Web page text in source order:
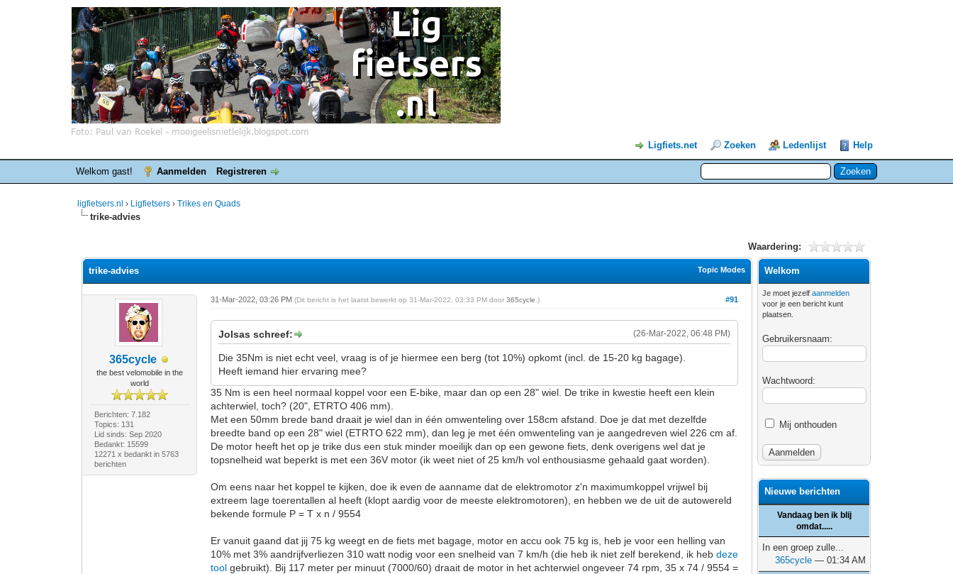
Ligfiets.net Zoeken Ledenlijst Help
Welkom gast! Aanmelden Registreren
ligfietsers.nl › Ligfietsers ›Trikes en Quads
trike-advies
Waardering:
Topic Modes
trike-advies
365cycle
the best velomobile in the
world
Berichten: 7.182
Topics: 131
Lid sinds: Sep 2020
Bedankt: 15599
12271 x bedankt in 5763
berichten
#91
31-Mar-2022, 03:26 PM(Dit bericht is het laatst bewerkt op 31-Mar-2022, 03:33 PM door365cycle .)
(26-Mar-2022, 06:48 PM)
Jolsas schreef:
Die 35Nm is niet echt veel, vraag is of je hiermee een berg (tot 10%) opkomt (incl. de 15-20 kg bagage).
Heeft iemand hier ervaring mee?
35 Nm is een heel normaal koppel voor een E-bike, maar dan op een 28" wiel. De trike in kwestie heeft een klein
achterwiel, toch? (20", ETRTO 406 mm).
Met een 50mm brede band draait je wiel dan in één omwenteling over 158cm afstand. Doe je dat met dezelfde
breedte band op een 28" wiel (ETRTO 622 mm), dan leg je met één omwenteling van je aangedreven wiel 226 cm af.
De motor heeft het op je trike dus een stuk minder moeilijk dan op een gewone fiets, denk overigens wel dat je
topsnelheid wat beperkt is met een 36V motor (ik weet niet of 25 km/h vol enthousiasme gehaald gaat worden).
Om eens naar het koppel te kijken, doe ik even de aanname dat de elektromotor z'n maximumkoppel vrijwel bij
extreem lage toerentallen al heeft (klopt aardig voor de meeste elektromotoren), en hebben we de uit de autowereld
bekende formule P = T x n / 9554
Er vanuit gaand dat jij 75 kg weegt en de fiets met bagage, motor en accu ook 75 kg is, heb je voor een helling van
10% met 3% aandrijfverliezen 310 watt nodig voor een snelheid van 7 km/h (die heb ik niet zelf berekend, ik hebdeze
tool gebruikt). Bij 117 meter per minuut (7000/60) draait de motor in het achterwiel ongeveer 74 rpm, 35 x 74 / 9554 =
Welkom
Je moet jezelfaanmelden
voor je een bericht kunt
plaatsen.
Gebruikersnaam:
Wachtwoord:
Mij onthouden
Nieuwe berichten
Vandaag ben ik blij
omdat.....
In een groep zulle...
365cycle — 01:34 AM